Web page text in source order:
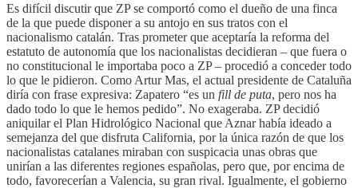
Es difícil discutir que ZP se comportó como el dueño de una finca
de la que puede disponer a su antojo en sus tratos con el
nacionalismo catalán. Tras prometer que aceptaría la reforma del
estatuto de autonomía que los nacionalistas decidieran – que fuera o
no constitucional le importaba poco a ZP – procedió a conceder todo
lo que le pidieron. Como Artur Mas, el actual presidente de Cataluña
diría con frase expresiva: Zapatero “es un fill de puta, pero nos ha
dado todo lo que le hemos pedido”. No exageraba. ZP decidió
aniquilar el Plan Hidrológico Nacional que Aznar había ideado a
semejanza del que disfruta California, por la única razón de que los
nacionalistas catalanes miraban con suspicacia unas obras que
unirían a las diferentes regiones españolas, pero que, por encima de
todo, favorecerían a Valencia, su gran rival. Igualmente, el gobierno